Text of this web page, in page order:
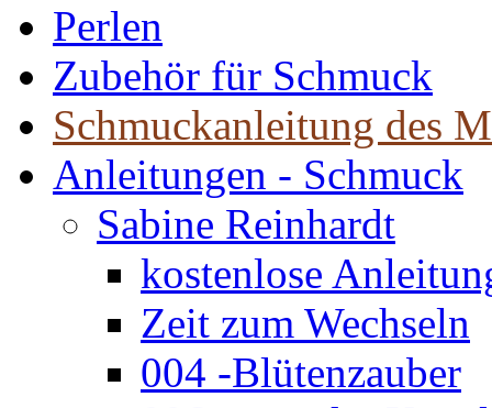
Perlen
Zubehör für Schmuck
Schmuckanleitung des
Anleitungen - Schmuck
Sabine Reinhardt
kostenlose
Zeit zum Wechseln
004 -Blütenzauber